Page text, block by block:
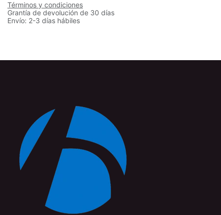
Términos y condiciones
Grantía de devolución de 30 días
Envío: 2-3 días hábiles